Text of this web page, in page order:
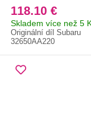
118.10 €
Skladem více než 5
Originální díl Subaru
32650AA220